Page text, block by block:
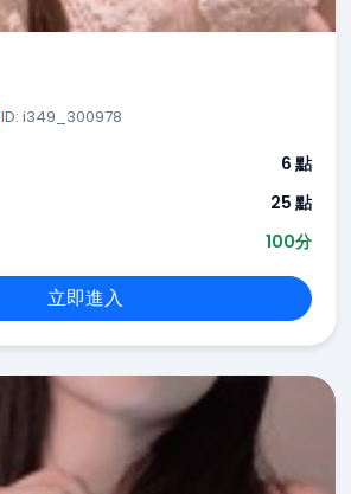
ID: i349_300978
6 點
25 點
100分
立即進入